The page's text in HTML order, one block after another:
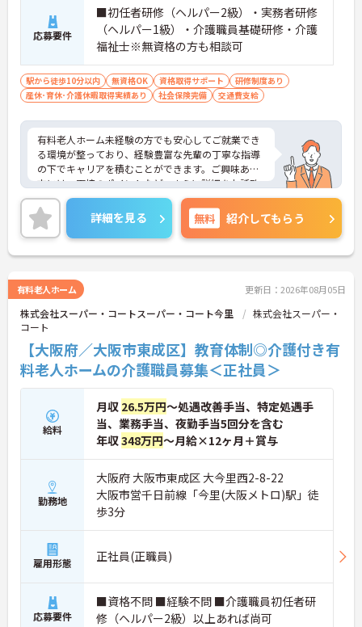
応募要件
■初任者研修（ヘルパー2級）・実務者研修
（ヘルパー1級）・介護職員基礎研修・介護
福祉士※無資格の方も相談可
駅から徒歩10分以内 無資格OK 資格取得サポート
研修制度あり
産休･育休･介護休暇取得実績あり
社会保険完備 交通費支給
有料老人ホーム未経験の方でも安心してご就業でき
る環境が整っており、経験豊富な先輩の丁寧な指導
の下でキャリアを積むことができます。ご興味ある
方には、面接のポイントなど、さらに詳細をお話致
しますのでお気軽にご相談ください。
詳細を見る 無料 紹介してもらう
有料老人ホーム 更新日：2026年08月05日
株式会社スーパー・コートスーパー・コート今里
株式会社スーパー・
コート
【大阪府／大阪市東成区】教育体制◎介護付き有
料老人ホームの介護職員募集＜正社員＞
給料
月収 26.5万円～処遇改善手当、特定処遇手
当、業務手当、夜勤手当5回分を含む
年収348万円～月給×12ヶ月＋賞与
勤務地
大阪府 大阪市東成区 大今里西2-8-22
大阪市営千日前線「今里(大阪メトロ)駅」徒
歩3分
雇用形態 正社員(正職員)
応募要件
■資格不問 ■経験不問 ■介護職員初任者研
修（ヘルパー2級）以上あれば尚可